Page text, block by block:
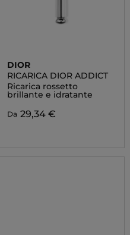
DIOR
RICARICA DIOR ADDICT
Ricarica rossetto
brillante e idratante
Da 29,34 €